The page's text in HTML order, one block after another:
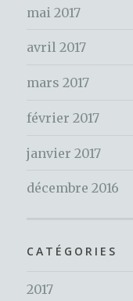
mai 2017
avril 2017
mars 2017
février 2017
janvier 2017
décembre 2016
CATÉGORIES
2017